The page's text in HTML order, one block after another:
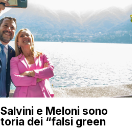
e Meloni sono
dei “falsi green